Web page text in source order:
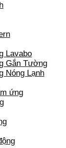
Lavabo
Gắn Tường
Nóng Lạnh
ứng